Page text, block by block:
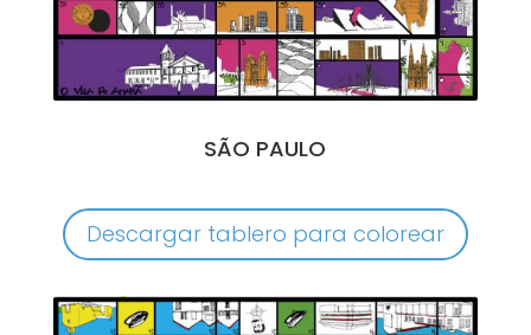
SÃO PAULO
Descargar tablero para colorear